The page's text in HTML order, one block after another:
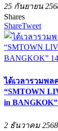
25 กันยายน
Shares
ShareTweet
ได้เวลารวมพ
“SMTOWN
in
2 ธันวาคม 2568